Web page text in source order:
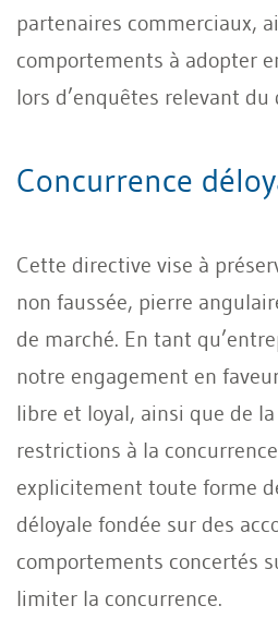
partenaires commerciaux,
comportements à adopter
lors d’enquêtes relevant
Concurrence
Cette directive vise à
non faussée, pierre
de marché. En tant
notre engagement en
libre et loyal, ainsi que de
restrictions à la
explicitement toute forme
déloyale fondée sur des
comportements concertés
limiter la concurrence.